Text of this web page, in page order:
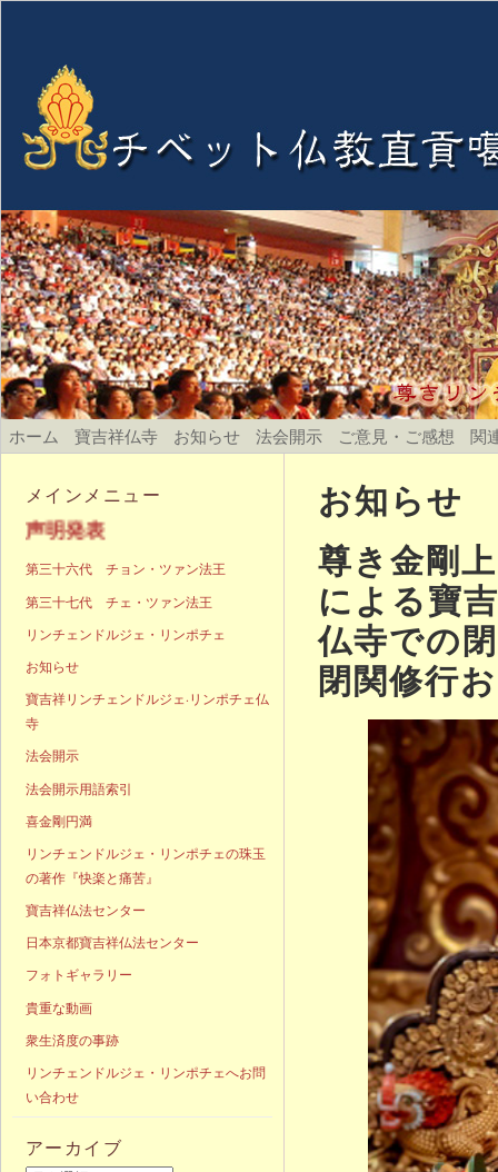
ホーム 寶吉祥仏寺 お知らせ 法会開示 ご意見・ご感想 関
お知らせ
尊き金剛
による寶
仏寺での
閉関修行
メインメニュー
第三十六代 チョン・ツァン法王
第三十七代 チェ・ツァン法王
リンチェンドルジェ・リンポチェ
お知らせ
寶吉祥リンチェンドルジェ·リンポチェ仏
寺
法会開示
法会開示用語索引
喜金剛円満
リンチェンドルジェ・リンポチェの珠玉
の著作『快楽と痛苦』
寶吉祥仏法センター
日本京都寶吉祥仏法センター
フォトギャラリー
貴重な動画
衆生済度の事跡
リンチェンドルジェ・リンポチェへお問
い合わせ
アーカイブ